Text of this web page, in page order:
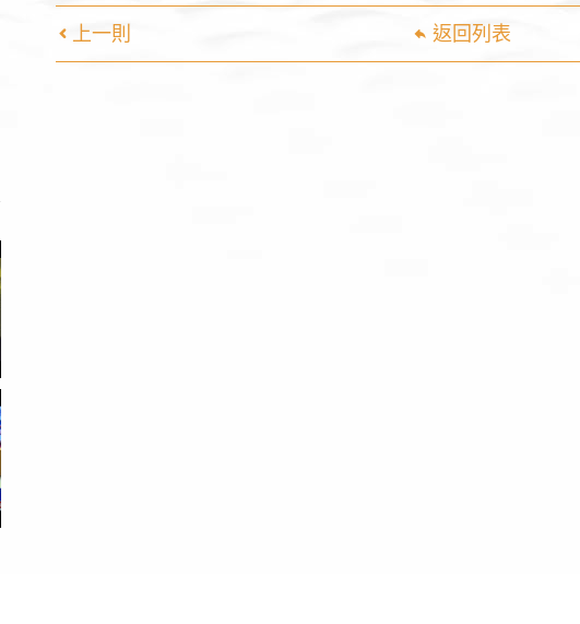
上一則 返回列表